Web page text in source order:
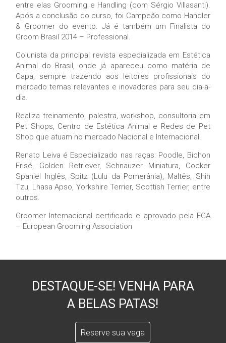
entre elas Grooming e Handling (com Sérgio Villasanti).
Após a conclusão do curso, foi Campeão como Handler
& Groomer do evento. Já é também um Finalista do
Groom Brasil 2014 – Professional.
Colunista da principal revista especializada em Estética
Animal do Brasil, onde já apareceu como matéria de
Capa, sempre trazendo aos leitores profissionais do
mercado temas relevantes e inovadores para seu dia-a-
dia.
Realiza treinamento, palestra, workshop, consultoria em
Pet Shops, Centro de Estética Animal e Redes de Pet
Shop que atuam no mercado Nacional e Internacional.
Renato Leiva é Especializado nas raças: Poodle, Bichon
Frisé, Golden Retriever, Schnauzer Miniatura, Cocker
Spaniel Inglês, Spitz (Lulu da Pomerânia), Maltês, Shih
Tzu, Lhasa Apso, Yorkshire Terrier, Scottish Terrier, entre
outros.
Groomer Internacional certificado e aprovado pela EGA
– European Grooming Association
DESTAQUE-SE! VENHA PARA
A BELAS PATAS!
Reserve sua vaga